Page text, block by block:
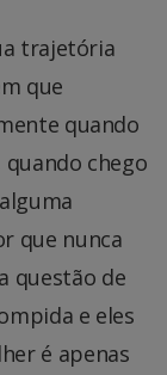
trajetória
que
quando
quando chego
que nunca
questão de
e eles
é apenas